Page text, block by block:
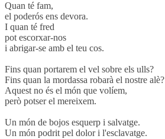
Quan té fam,
el poderós ens devora.
I quan té fred
pot escorxar-nos
i abrigar-se amb el teu cos.
Fins quan portarem el vel sobre els ulls?
Fins quan la mordassa robarà el nostre alè?
Aquest no és el món que volíem,
però potser el mereixem.
Un món de bojos esquerp i salvatge.
Un món podrit pel dolor i l'esclavatge.